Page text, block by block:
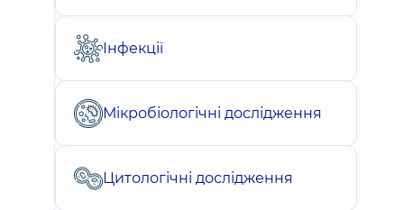
Інфекції
Мікробіологічні дослідження
Цитологічні дослідження